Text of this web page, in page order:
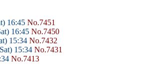
16:45 No.7451
16:45 No.7450
15:34 No.7432
15:34 No.7431
No.7413